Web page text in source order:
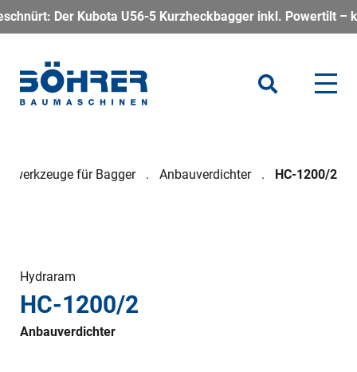
Kubota U56-5 Kurzheckbagger inkl. Powertilt –
für Bagger Anbauverdichter HC-1200/2
Hydraram
HC-1200/2
Anbauverdichter